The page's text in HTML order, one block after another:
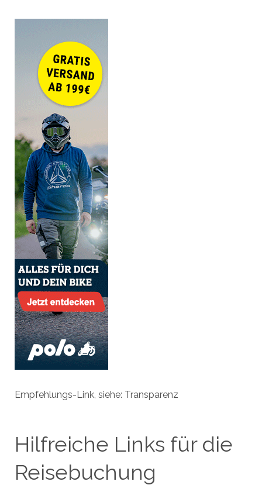
Empfehlungs-Link, siehe: Transparenz
Hilfreiche Links für die
Reisebuchung